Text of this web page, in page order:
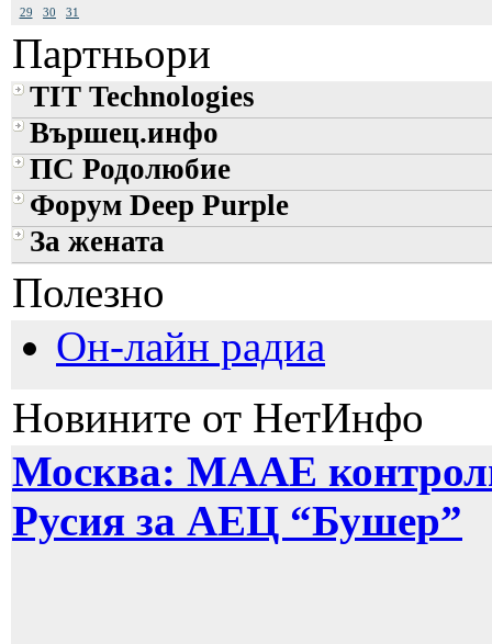
29
30 31
Партньори
TIT Technologies
Вършец.инфо
ПС Родолюбие
Форум Deep Purple
За жената
Полезно
Он-лайн радиа
Новините от НетИнфо
Москва: МААЕ
Русия за АЕЦ “Бушер”